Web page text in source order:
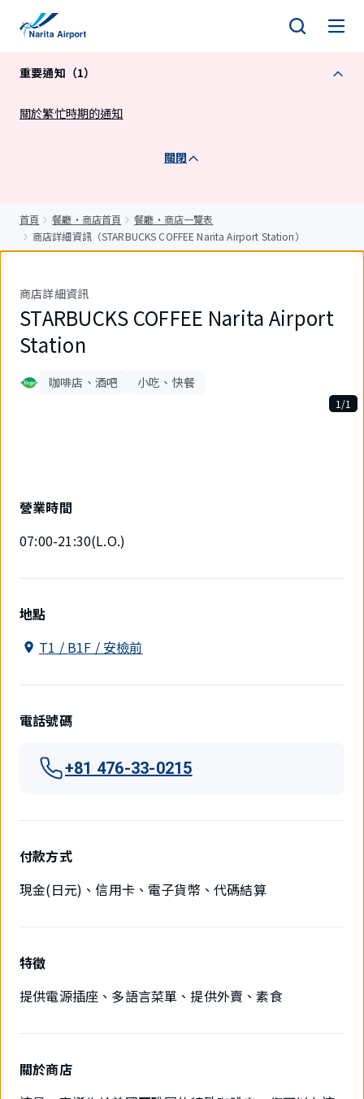
重要通知（1）
關於繁忙時期的通知
關閉
首頁 餐廳・商店首頁
餐廳・商店一覽表
商店詳細資訊（STARBUCKS COFFEE Narita Airport Station）
商店詳細資訊
STARBUCKS COFFEE Narita Airport
Station
咖啡店、酒吧 小吃、快餐
件。
1/1
營業時間
07:00-21:30(L.O.)
地點
T1 / B1F / 安檢前
電話號碼
+81 476-33-0215
付款方式
現金(日元)、信用卡、電子貨幣、代碼結算
特徵
提供電源插座、多語言菜單、提供外賣、素食
關於商店